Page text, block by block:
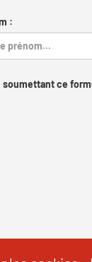
:
soumettant ce